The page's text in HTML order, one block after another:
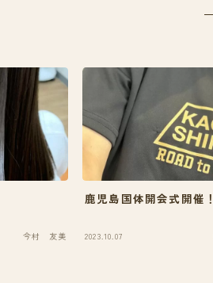
今村 友美
鹿児島国体開会式開催！
2023.10.07